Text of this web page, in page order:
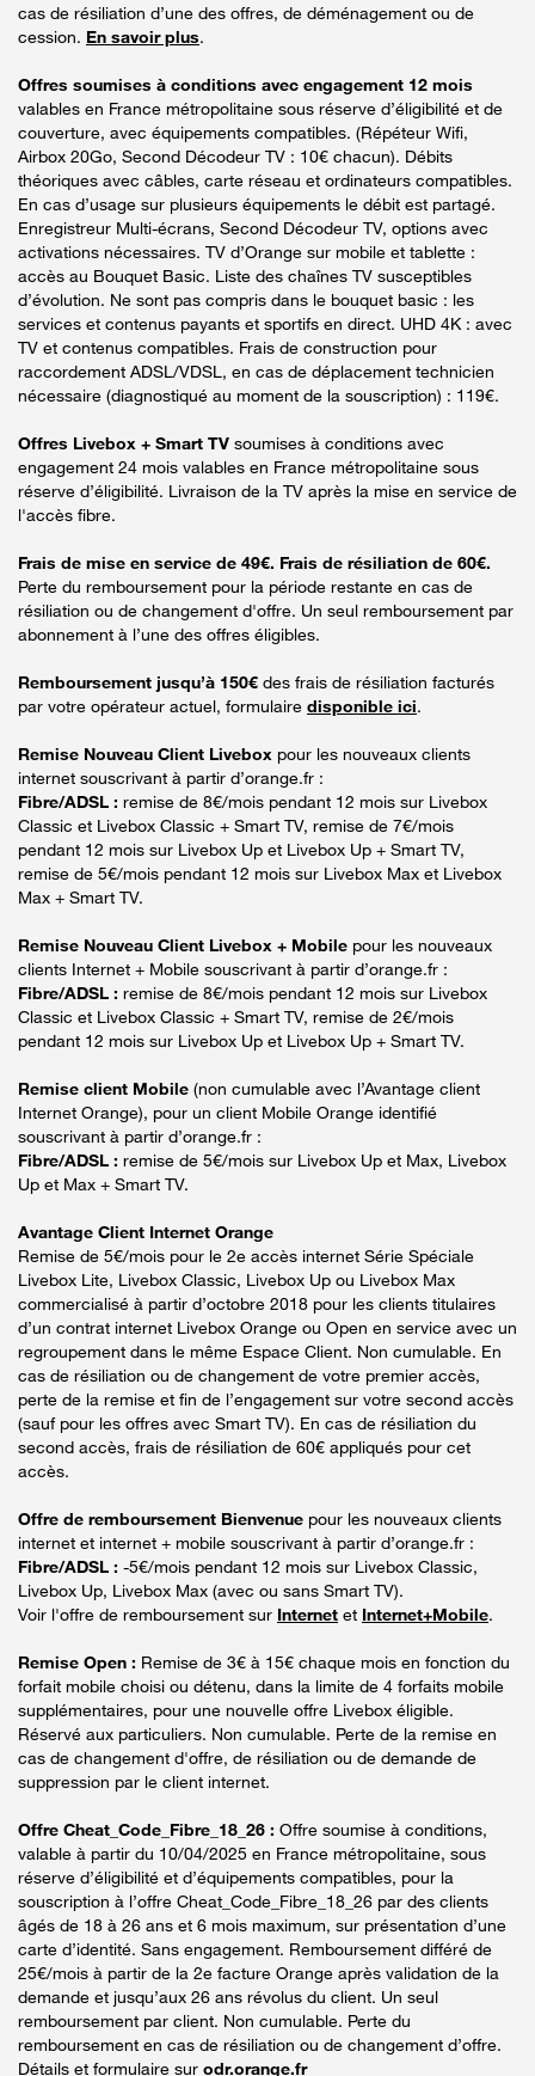
cas de résiliation d’une des offres, de déménagement ou de
cession. En savoir plus.
Offres soumises à conditions avec engagement 12 mois
valables en France métropolitaine sous réserve d’éligibilité et de
couverture, avec équipements compatibles. (Répéteur Wifi,
Airbox 20Go, Second Décodeur TV : 10€ chacun). Débits
théoriques avec câbles, carte réseau et ordinateurs compatibles.
En cas d’usage sur plusieurs équipements le débit est partagé.
Enregistreur Multi-écrans, Second Décodeur TV, options avec
activations nécessaires. TV d’Orange sur mobile et tablette :
accès au Bouquet Basic. Liste des chaînes TV susceptibles
d’évolution. Ne sont pas compris dans le bouquet basic : les
services et contenus payants et sportifs en direct. UHD 4K : avec
TV et contenus compatibles. Frais de construction pour
raccordement ADSL/VDSL, en cas de déplacement technicien
nécessaire (diagnostiqué au moment de la souscription) : 119€.
Offres Livebox + Smart TV soumises à conditions avec
engagement 24 mois valables en France métropolitaine sous
réserve d’éligibilité. Livraison de la TV après la mise en service de
l'accès fibre.
Frais de mise en service de 49€. Frais de résiliation de 60€.
Perte du remboursement pour la période restante en cas de
résiliation ou de changement d'offre. Un seul remboursement par
abonnement à l’une des offres éligibles.
Remboursement jusqu’à 150€ des frais de résiliation facturés
par votre opérateur actuel, formulaire disponible ici.
Remise Nouveau Client Livebox pour les nouveaux clients
internet souscrivant à partir d’orange.fr :
Fibre/ADSL : remise de 8€/mois pendant 12 mois sur Livebox
Classic et Livebox Classic + Smart TV, remise de 7€/mois
pendant 12 mois sur Livebox Up et Livebox Up + Smart TV,
remise de 5€/mois pendant 12 mois sur Livebox Max et Livebox
Max + Smart TV.
Remise Nouveau Client Livebox + Mobile pour les nouveaux
clients Internet + Mobile souscrivant à partir d’orange.fr :
Fibre/ADSL : remise de 8€/mois pendant 12 mois sur Livebox
Classic et Livebox Classic + Smart TV, remise de 2€/mois
pendant 12 mois sur Livebox Up et Livebox Up + Smart TV.
Remise client Mobile (non cumulable avec l’Avantage client
Internet Orange), pour un client Mobile Orange identifié
souscrivant à partir d’orange.fr :
Fibre/ADSL : remise de 5€/mois sur Livebox Up et Max, Livebox
Up et Max + Smart TV.
Avantage Client Internet Orange
Remise de 5€/mois pour le 2e accès internet Série Spéciale
Livebox Lite, Livebox Classic, Livebox Up ou Livebox Max
commercialisé à partir d’octobre 2018 pour les clients titulaires
d’un contrat internet Livebox Orange ou Open en service avec un
regroupement dans le même Espace Client. Non cumulable. En
cas de résiliation ou de changement de votre premier accès,
perte de la remise et fin de l’engagement sur votre second accès
(sauf pour les offres avec Smart TV). En cas de résiliation du
second accès, frais de résiliation de 60€ appliqués pour cet
accès.
Offre de remboursement Bienvenue pour les nouveaux clients
internet et internet + mobile souscrivant à partir d’orange.fr :
Fibre/ADSL : -5€/mois pendant 12 mois sur Livebox Classic,
Livebox Up, Livebox Max (avec ou sans Smart TV).
Voir l'offre de remboursement sur Internet et Internet+Mobile.
Remise Open : Remise de 3€ à 15€ chaque mois en fonction du
forfait mobile choisi ou détenu, dans la limite de 4 forfaits mobile
supplémentaires, pour une nouvelle offre Livebox éligible.
Réservé aux particuliers. Non cumulable. Perte de la remise en
cas de changement d'offre, de résiliation ou de demande de
suppression par le client internet.
Offre Cheat_Code_Fibre_18_26 : Offre soumise à conditions,
valable à partir du 10/04/2025 en France métropolitaine, sous
réserve d’éligibilité et d’équipements compatibles, pour la
souscription à l’offre Cheat_Code_Fibre_18_26 par des clients
âgés de 18 à 26 ans et 6 mois maximum, sur présentation d’une
carte d’identité. Sans engagement. Remboursement différé de
25€/mois à partir de la 2e facture Orange après validation de la
demande et jusqu’aux 26 ans révolus du client. Un seul
remboursement par client. Non cumulable. Perte du
remboursement en cas de résiliation ou de changement d’offre.
Détails et formulaire sur odr.orange.fr